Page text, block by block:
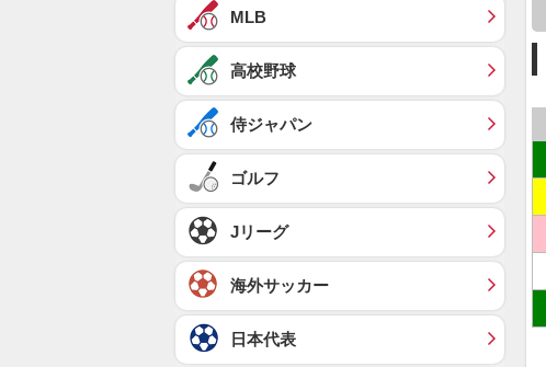
MLB
高校野球
侍ジャパン
ゴルフ
Jリーグ
海外サッカー
日本代表